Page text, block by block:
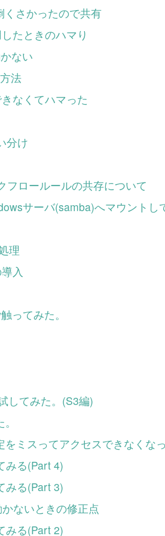
くさかったので共有
たときのハマり
ない
法
なくてハマった
分け
フロールールの共存について
サーバ(samba)へマウントし
理
入
ってみた。
してみた。(S3編)
ミスってアクセスできなくな
みる(Part 4)
みる(Part 3)
ないときの修正点
みる(Part 2)